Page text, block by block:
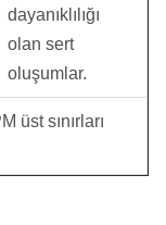
dayanıklılığı
olan sert
oluşumlar.
üst sınırları